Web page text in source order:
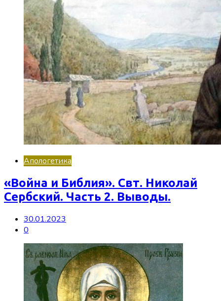
Апологетика
«Война и Библия». Свт. Николай
Сербский. Часть 2. Выводы.
30.01.2023
0